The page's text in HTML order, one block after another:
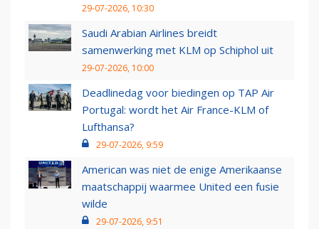
29-07-2026, 10:30
Saudi Arabian Airlines breidt
samenwerking met KLM op Schiphol uit
29-07-2026, 10:00
Deadlinedag voor biedingen op TAP Air
Portugal: wordt het Air France-KLM of
Lufthansa?
29-07-2026, 9:59
American was niet de enige Amerikaanse
maatschappij waarmee United een fusie
wilde
29-07-2026, 9:51